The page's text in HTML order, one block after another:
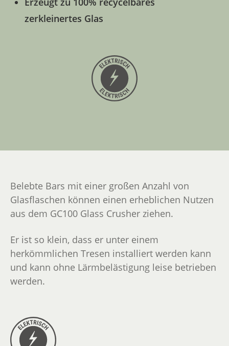
zerkleinertes Glas
Belebte Bars mit einer großen Anzahl von
Glasflaschen können einen erheblichen Nutzen
aus dem GC100 Glass Crusher ziehen.
Er ist so klein, dass er unter einem
herkömmlichen Tresen installiert werden kann
und kann ohne Lärmbelästigung leise betrieben
werden.